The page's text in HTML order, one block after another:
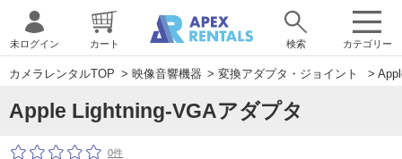
カテゴリー
未ログイン カート 検索
カメラレンタルTOP > 映像音響機器 > 変換アダプタ・ジョイント >
Apple Lightning-VGAアダプタ
0件